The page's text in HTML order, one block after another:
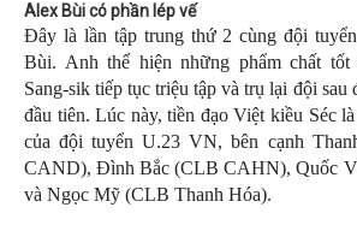
Alex Bùi có phần lép vế
Đây là lần tập trung thứ 2 cùng đội
Bùi. Anh thể hiện những phẩm chất
Sang-sik tiếp tục triệu tập và trụ lại đội sau
đầu tiên. Lúc này, tiền đạo Việt kiều Séc
của đội tuyển U.23 VN, bên cạnh
CAND), Đình Bắc (CLB CAHN), Quốc
và Ngọc Mỹ (CLB Thanh Hóa).